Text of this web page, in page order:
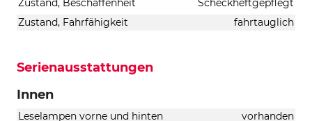
Zustand, Fahrfähigkeit
fahrtauglich
Serienausstattungen
Innen
Leselampen vorne und hinten
vorhanden